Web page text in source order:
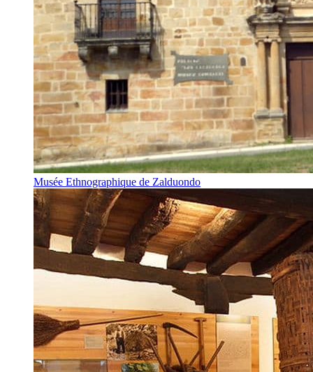
Musée Ethnographique de Zalduondo